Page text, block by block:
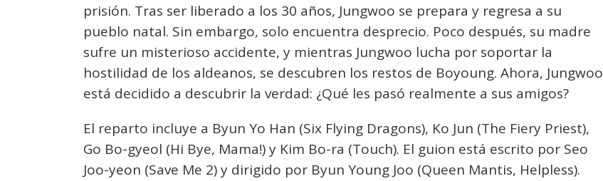
prisión. Tras ser liberado a los 30 años, Jungwoo se prepara y regresa a su
pueblo natal. Sin embargo, solo encuentra desprecio. Poco después, su madre
sufre un misterioso accidente, y mientras Jungwoo lucha por soportar la
hostilidad de los aldeanos, se descubren los restos de Boyoung. Ahora, Jungwoo
está decidido a descubrir la verdad: ¿Qué les pasó realmente a sus amigos?
El reparto incluye a Byun Yo Han (Six Flying Dragons), Ko Jun (The Fiery Priest),
Go Bo-gyeol (Hi Bye, Mama!) y Kim Bo-ra (Touch). El guion está escrito por Seo
Joo-yeon (Save Me 2) y dirigido por Byun Young Joo (Queen Mantis, Helpless).